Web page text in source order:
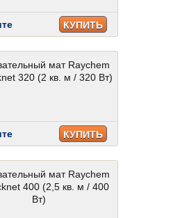
КУПИТЬ
мат Raychem
320 (2 кв. м / 320 Вт)
КУПИТЬ
мат Raychem
400 (2,5 кв. м / 400
Вт)